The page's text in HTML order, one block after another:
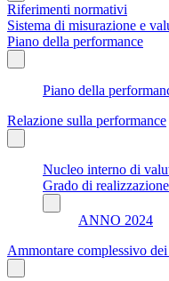
Riferimenti normativi
Sistema di misurazione e
Piano della performance
Piano della
Relazione sulla performance
Nucleo interno di
Grado di
ANNO 2024
Ammontare complessivo